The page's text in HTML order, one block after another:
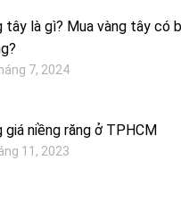
tây là gì? Mua vàng tây có
7, 2024
giá niềng răng ở TPHCM
11, 2023